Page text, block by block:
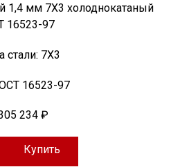
1,4 мм 7Х3 холоднокатаный
16523-97
стали: 7Х3
16523-97
234 ₽
Купить